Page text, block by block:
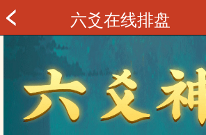
六爻在线排盘